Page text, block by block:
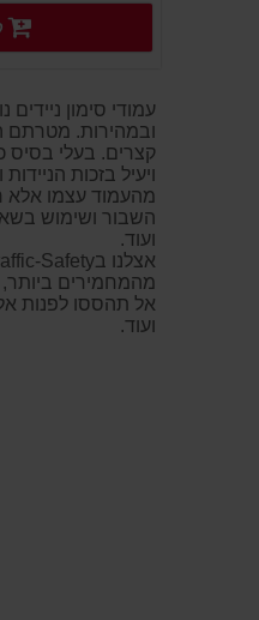
עמודי סימון
ובמהירות. מטרתם
קצרים. בעלי בסיס
ויעיל בזכות
מהעמוד עצמו אלא
השבור ושימוש
ועוד.
מהמחמירים
אל תהססו לפנות
ועוד.